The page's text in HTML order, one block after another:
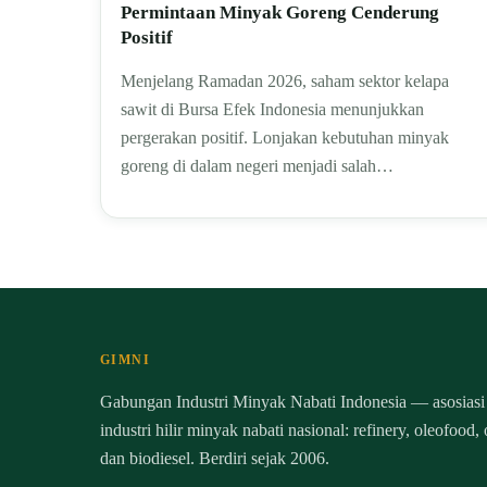
Permintaan Minyak Goreng Cenderung
Positif
Menjelang Ramadan 2026, saham sektor kelapa
sawit di Bursa Efek Indonesia menunjukkan
pergerakan positif. Lonjakan kebutuhan minyak
goreng di dalam negeri menjadi salah…
GIMNI
Gabungan Industri Minyak Nabati Indonesia —
industri hilir minyak nabati nasional: refinery, oleofood,
dan biodiesel. Berdiri sejak 2006.